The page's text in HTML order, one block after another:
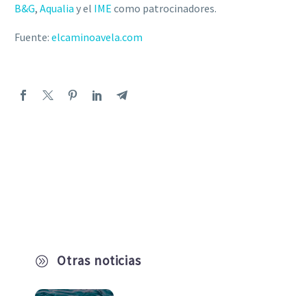
A Otras noticias
B&G, Aqualia y el IME como patrocinadores.
Fuente: elcaminoavela.com